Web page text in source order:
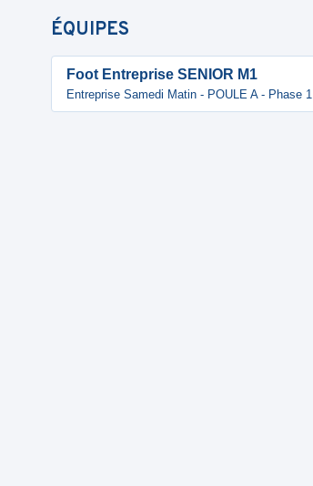
ÉQUIPES
Foot Entreprise SENIOR M1
Entreprise Samedi Matin - POULE A - Phase 1